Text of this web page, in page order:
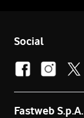
Social
Fastweb S.p.A.